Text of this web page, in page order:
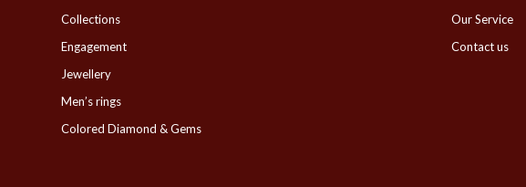
Collections
Engagement
Jewellery
Men’s rings
Colored Diamond & Gems
Our Service
Contact us